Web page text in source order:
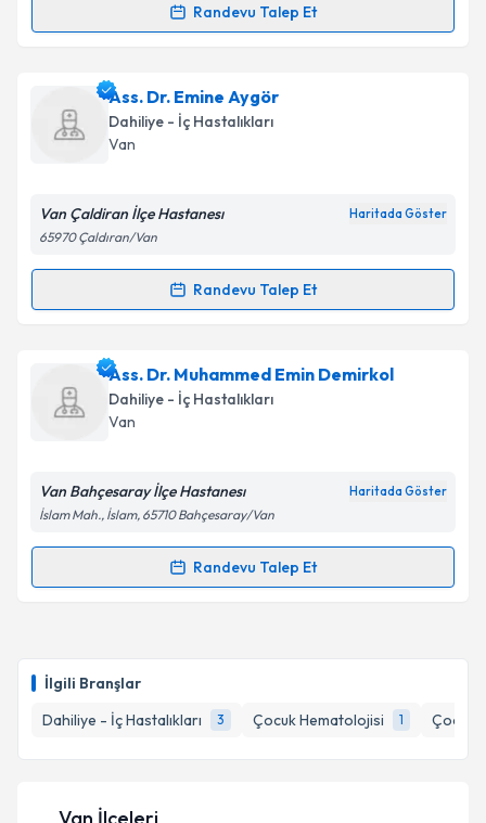
İlgili Branşlar
Dahiliye - İç Hastalıkları
3 Çocuk Hematolojisi 1 Çocuk
'ni okudum ve kişisel verilerimin belirtilen
kapsamda işlenmesini kabul ediyorum.
Takvim Talebini Gönder
Randevu Talep Et
Randevu Takvimi Talebi
Dr. Ahmet Fayik Öneriçin randevu takvimi talebi
oluşturun. Size bu uzmandan randevu almanız için bir
takvim hazırlandığında e-posta ile bilgilendireceğiz.
Kişisel verilerimin işlenmesine ilişkin
Metni'ni okudum ve kişisel verilerimin belirtilen
Takvim Talebini Gönder
Ass. Dr. Emine Aygör
Dahiliye - İç Hastalıkları
Van
Van Çaldiran İlçe Hastanesı Haritada Göster
65970 Çaldıran/Van
Randevu Talep Et
Randevu Takvimi Talebi
Ass. Dr. Emine Aygöriçin randevu takvimi talebi
oluşturun. Size bu uzmandan randevu almanız için bir
takvim hazırlandığında e-posta ile bilgilendireceğiz.
Kişisel verilerimin işlenmesine ilişkin
Metni'ni okudum ve kişisel verilerimin belirtilen
Ass. Dr. Muhammed Emin Demirkol
Dahiliye - İç Hastalıkları
Van
Van Bahçesaray İlçe Hastanesı Haritada Göster
İslam Mah., İslam, 65710 Bahçesaray/Van
Randevu Talep Et
Randevu Takvimi Talebi
almanız için bir takvim hazırlandığında e-posta ile
bilgilendireceğiz.
E-posta Adresiniz